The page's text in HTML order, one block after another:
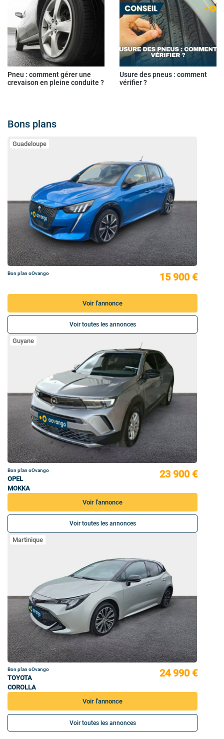
Pneu : comment gérer une
crevaison en pleine conduite ?
Usure des pneus : comment
vérifier ?
Bons plans
Guadeloupe
Bon plan oOvango 15 900 €
Voir l'annonce
Voir toutes les annonces
Guyane
Bon plan oOvango
OPEL
MOKKA
23 900 €
Voir l'annonce
Voir toutes les annonces
Martinique
Bon plan oOvango
TOYOTA
COROLLA
24 990 €
Voir l'annonce
Voir toutes les annonces